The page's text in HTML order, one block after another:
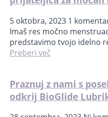
5 oktobra, 2023 1
Imaš res močno
predstavimo tvojo idelno
Preberi več
Praznuj z nami s
odkrij BioGlide